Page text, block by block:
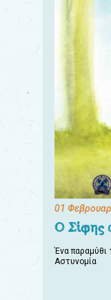
01
Ο Σίφης
Ένα παραμύθι
Αστυνομία